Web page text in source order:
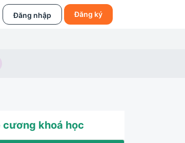
Đăng nhập Đăng ký
cương khoá học